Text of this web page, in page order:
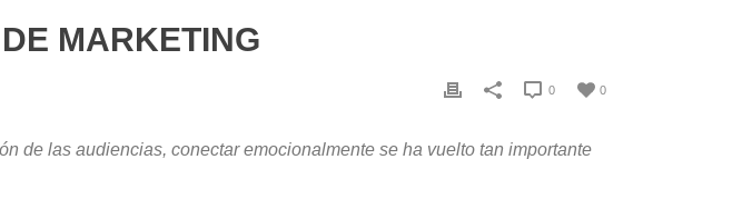
MARKETING
0
0
de las audiencias, conectar emocionalmente se ha vuelto tan importante